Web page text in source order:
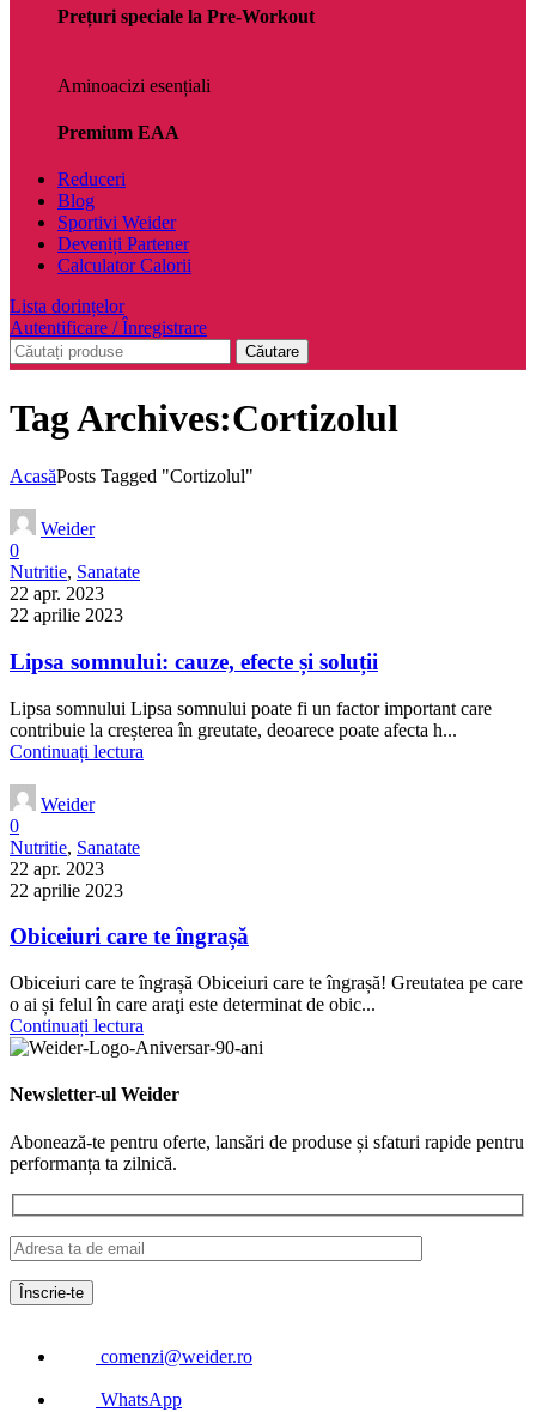
Prețuri speciale la Pre-Workout
Aminoacizi esențiali
Premium EAA
Reduceri
Blog
Sportivi Weider
Deveniți Partener
Calculator Calorii
Lista dorințelor
Autentificare / Înregistrare
Căutare
Tag Archives:Cortizolul
AcasăPosts Tagged "Cortizolul"
Weider
0
Nutritie, Sanatate
22 apr. 2023
22 aprilie 2023
Lipsa somnului: cauze, efecte și soluții
Lipsa somnului Lipsa somnului poate fi un factor important care
contribuie la creșterea în greutate, deoarece poate afecta h...
Continuați lectura
Weider
0
Nutritie, Sanatate
22 apr. 2023
22 aprilie 2023
Obiceiuri care te îngrașă
Obiceiuri care te îngrașă Obiceiuri care te îngrașă! Greutatea pe care
o ai și felul în care araţi este determinat de obic...
Continuați lectura
Newsletter-ul Weider
Abonează-te pentru oferte, lansări de produse și sfaturi rapide pentru
performanța ta zilnică.
comenzi@weider.ro
WhatsApp